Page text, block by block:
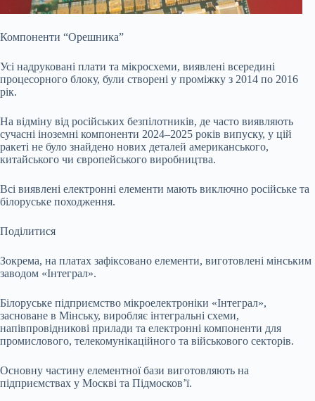
Компоненти “Орешника”
Усі надруковані плати та мікросхеми, виявлені всередині
процесорного блоку, були створені у проміжку з 2014 по 2016
рік.
На відміну від російських безпілотників, де часто виявляють
сучасні іноземні компоненти 2024–2025 років випуску, у цій
ракеті не було знайдено нових деталей американського,
китайського чи європейського виробництва.
Всі виявлені електронні елементи мають виключно російське та
білоруське походження.
Поділитися
Зокрема, на платах зафіксовано елементи, виготовлені мінським
заводом «Інтеграл».
Білоруське підприємство мікроелектроніки «Інтеграл»,
засноване в Мінську, виробляє інтегральні схеми,
напівпровідникові прилади та електронні компоненти для
промислового, телекомунікаційного та військового секторів.
Основну частину елементної бази виготовляють на
підприємствах у Москві та Підмосков’ї.